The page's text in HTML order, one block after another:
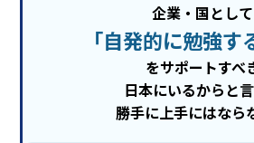
企業・国として
「自発的に勉強す
をサポートすべ
日本にいるからと
勝手に上手にはなら